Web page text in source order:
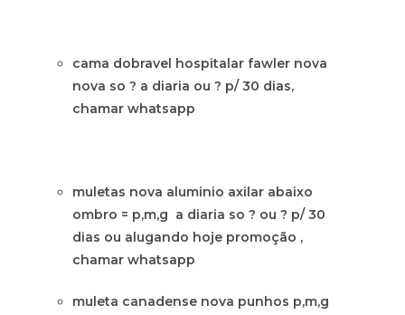
cama dobravel hospitalar fawler nova
nova so ? a diaria ou ? p/ 30 dias,
chamar whatsapp
muletas nova aluminio axilar abaixo
ombro = p,m,g a diaria so ? ou ? p/ 30
dias ou alugando hoje promoção ,
chamar whatsapp
muleta canadense nova punhos p,m,g